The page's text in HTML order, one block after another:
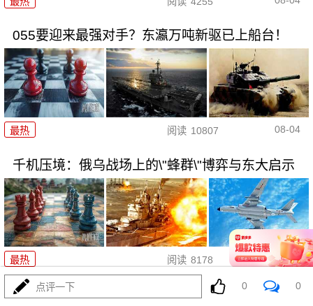
055要迎来最强对手？东瀛万吨新驱已上船台！
最热 阅读 10807 08-04
千机压境：俄乌战场上的\"蜂群\"博弈与东大启示
最热 阅读 8178 08-04
算了不打了？特朗普这脚刹车，
点评一下 0 0